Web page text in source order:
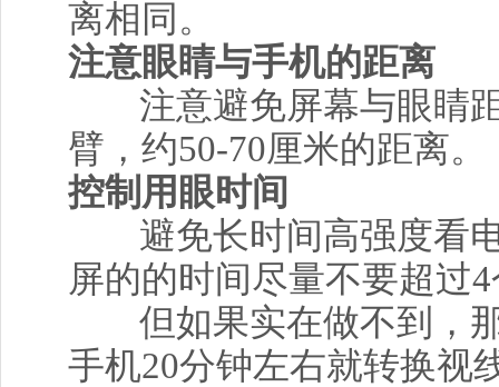
离相同。
注意眼睛与手机的距离
注意避免屏幕与眼睛
臂，约50-70厘米的距离。
控制用眼时间
避免长时间高强度看
屏的的时间尽量不要超过
但如果实在做不到，
手机20分钟左右就转换视